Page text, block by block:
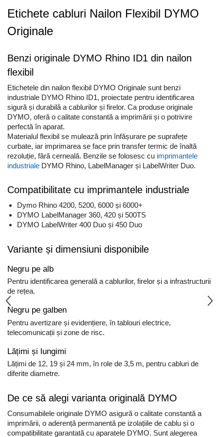
finisare bannere
Preducele Rapid
Capse Rapid
Cuie Rapid
folie anticondens
motociclete
Scule unelte lucru la inaltime
Surubelnite pentru Mecanici
Surubelnite testare tensiune
(Engineer)
Surubelnite VDE KNIPEX
Surubelnite Inox
Surubelnite Electricieni
Surubelnite VDE Wera
Biti Surubelnita
Extractoare suruburi uzate si
Dalti electricieni si punctatoare
Reinnsteig
Etichete cabluri Nailon Flexibil DYMO
Originale
Benzi originale DYMO Rhino ID1 din nailon
flexibil
Etichetele din nailon flexibil DYMO Originale sunt benzi
industriale DYMO Rhino ID1, proiectate pentru identificarea
sigură și durabilă a cablurilor și firelor. Ca produse originale
DYMO, oferă o calitate constantă a imprimării și o potrivire
perfectă în aparat.
Materialul flexibil se mulează prin înfășurare pe suprafețe
curbate, iar imprimarea se face prin transfer termic de înaltă
rezoluție, fără cerneală. Benzile se folosesc cu imprimantele
industriale DYMO Rhino, LabelManager și LabelWriter Duo.
Compatibilitate cu imprimantele industriale
Dymo Rhino 4200, 5200, 6000 și 6000+
DYMO LabelManager 360, 420 și 500TS
DYMO LabelWriter 400 Duo și 450 Duo
Variante și dimensiuni disponibile
Negru pe alb
Pentru identificarea generală a cablurilor, firelor și a infrastructurii
de rețea.
Negru pe galben
Pentru avertizare și evidențiere, în tablouri electrice,
telecomunicații și zone de risc.
Lățimi și lungimi
Lățimi de 12, 19 și 24 mm, în role de 3,5 m, pentru cabluri de
diferite diametre.
De ce să alegi varianta originală DYMO
Consumabilele originale DYMO asigură o calitate constantă a
imprimării, o aderență permanentă pe izolațiile de cablu și o
compatibilitate garantată cu aparatele DYMO. Sunt alegerea